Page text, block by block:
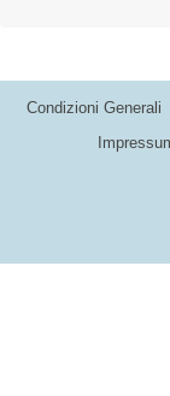
Condizioni Generali